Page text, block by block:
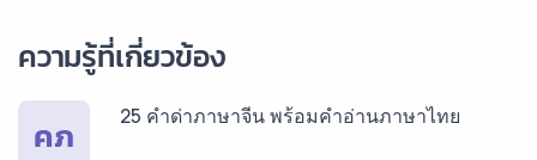
บริการรับแปลภาษารัสเซีย ราคาเริ่มต้น 150฿
ความรู้ที่เกี่ยวข้อง
คภ 25 คำด่าภาษาจีน พร้อมคำอ่านภาษาไทย